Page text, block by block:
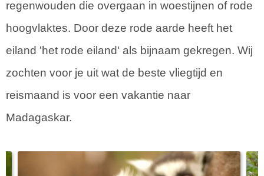
regenwouden die overgaan in woestijnen of rode
hoogvlaktes. Door deze rode aarde heeft het
eiland 'het rode eiland' als bijnaam gekregen. Wij
zochten voor je uit wat de beste vliegtijd en
reismaand is voor een vakantie naar
Madagaskar.